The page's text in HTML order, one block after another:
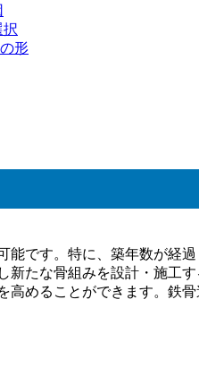
択
形
です。特に、築年数が
たな骨組みを設計・施工
めることができます。鉄